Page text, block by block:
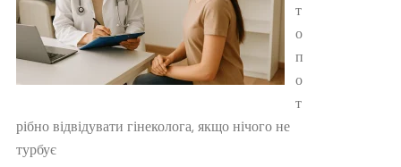
т
о
п
о
т
рібно відвідувати гінеколога, якщо нічого не
турбує